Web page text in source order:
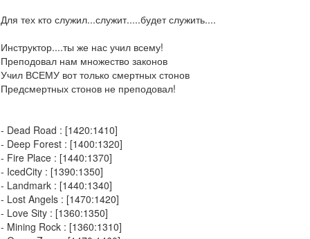
Для тех кто служил...служит.....будет служить....
Инструктор....ты же нас учил всему!
Преподовал нам множество законов
Учил ВСЕМУ вот только смертных стонов
Предсмертных стонов не преподовал!
- Dead Road : [1420:1410]
- Deep Forest : [1400:1320]
- Fire Place : [1440:1370]
- IcedCity : [1390:1350]
- Landmark : [1440:1340]
- Lost Angels : [1470:1420]
- Love Sity : [1360:1350]
- Mining Rock : [1360:1310]